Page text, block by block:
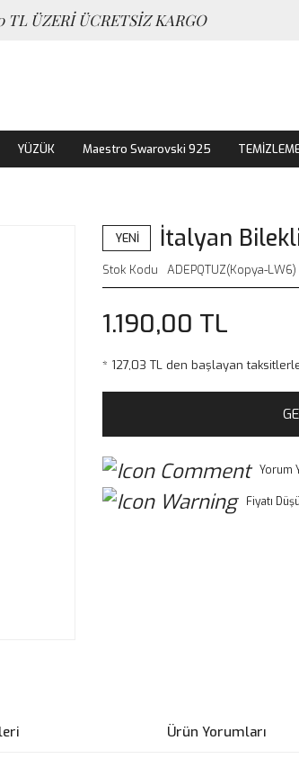
TL ÜZERİ ÜCRETSİZ KARGO
YÜZÜK Maestro Swarovski 925
YENİ İtalyan
Stok Kodu ADEPQTUZ(Kopya-LW6)
1.190,00 TL
* 127,03 TL den başlayan
Yorum
Fiyatı
Ürün Yorumları